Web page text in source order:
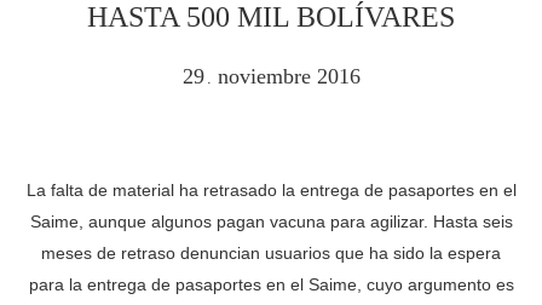
HASTA 500 MIL BOLÍVARES
29 . noviembre 2016
La falta de material ha retrasado la entrega de pasaportes en el
Saime, aunque algunos pagan vacuna para agilizar. Hasta seis
meses de retraso denuncian usuarios que ha sido la espera
para la entrega de pasaportes en el Saime, cuyo argumento es